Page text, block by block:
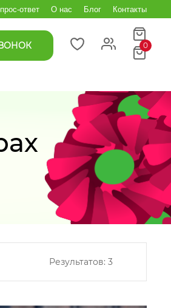
ответ О нас Блог Контакты
0
Результатов: 3